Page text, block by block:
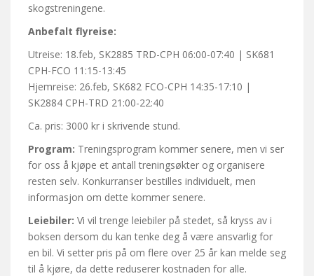
skogstreningene.
Anbefalt flyreise:
Utreise: 18.feb, SK2885 TRD-CPH 06:00-07:40 | SK681
CPH-FCO 11:15-13:45
Hjemreise: 26.feb, SK682 FCO-CPH 14:35-17:10 |
SK2884 CPH-TRD 21:00-22:40
Ca. pris: 3000 kr i skrivende stund.
Program: Treningsprogram kommer senere, men vi ser
for oss å kjøpe et antall treningsøkter og organisere
resten selv. Konkurranser bestilles individuelt, men
informasjon om dette kommer senere.
Leiebiler: Vi vil trenge leiebiler på stedet, så kryss av i
boksen dersom du kan tenke deg å være ansvarlig for
en bil. Vi setter pris på om flere over 25 år kan melde seg
til å kjøre, da dette reduserer kostnaden for alle.